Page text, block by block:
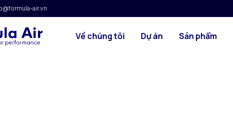
air.vn
Về chúng tôi Dự án Sản phẩm
kèm cánh cao su RVA
cánh cao su RVA.